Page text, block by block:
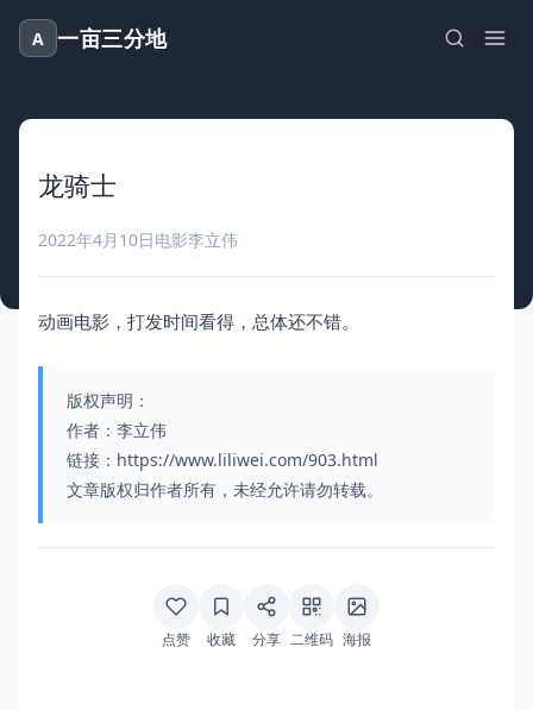
A 一亩三分地
龙骑士
2022年4月10日电影李立伟
动画电影，打发时间看得，总体还不错。
版权声明：
作者：李立伟
链接：https://www.liliwei.com/903.html
文章版权归作者所有，未经允许请勿转载。
点赞 收藏 分享 二维码 海报